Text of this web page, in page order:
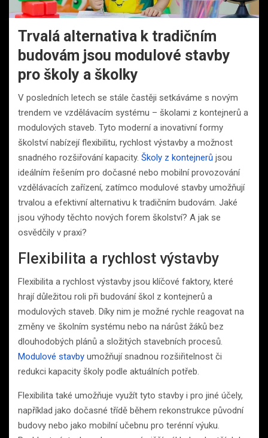
Trvalá alternativa k tradičním
budovám jsou modulové stavby
pro školy a školky
V posledních letech se stále častěji setkáváme s novým
trendem ve vzdělávacím systému – školami z kontejnerů a
modulových staveb. Tyto moderní a inovativní formy
školství nabízejí flexibilitu, rychlost výstavby a možnost
snadného rozšiřování kapacity. Školy z kontejnerů jsou
ideálním řešením pro dočasné nebo mobilní provozování
vzdělávacích zařízení, zatímco modulové stavby umožňují
trvalou a efektivní alternativu k tradičním budovám. Jaké
jsou výhody těchto nových forem školství? A jak se
osvědčily v praxi?
Flexibilita a rychlost výstavby
Flexibilita a rychlost výstavby jsou klíčové faktory, které
hrají důležitou roli při budování škol z kontejnerů a
modulových staveb. Díky nim je možné rychle reagovat na
změny ve školním systému nebo na nárůst žáků bez
dlouhodobých plánů a složitých stavebních procesů.
Modulové stavby umožňují snadnou rozšiřitelnost či
redukci kapacity školy podle aktuálních potřeb.
Flexibilita také umožňuje využít tyto stavby i pro jiné účely,
například jako dočasné třídě během rekonstrukce původní
budovy nebo jako mobilní učebnu pro terénní výuku.